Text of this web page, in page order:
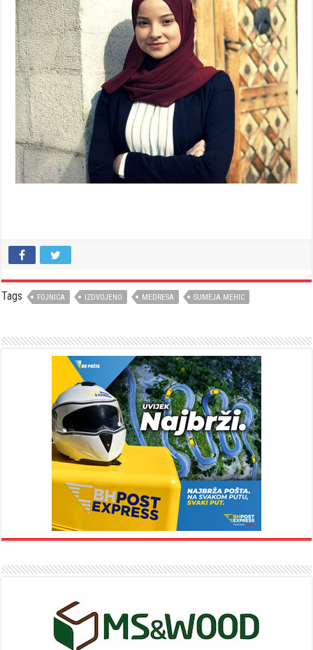
Tags FOJNICA IZDVOJENO MEDRESA SUMEJA MEHIC